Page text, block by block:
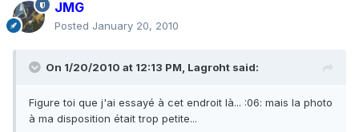
JMG
Posted January 20, 2010
On 1/20/2010 at 12:13 PM, Lagroht said:
Figure toi que j'ai essayé à cet endroit là... :06: mais la photo
à ma disposition était trop petite...